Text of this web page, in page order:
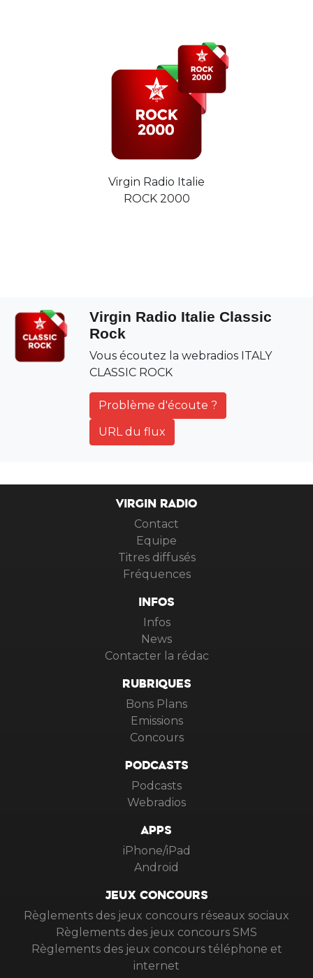
Virgin Radio Italie
ROCK 2000
Virgin Radio Italie Classic
Rock
Vous écoutez la webradios ITALY
CLASSIC ROCK
Problème d'écoute ?
URL du flux
VIRGIN RADIO
Contact
Equipe
Titres diffusés
Fréquences
INFOS
Infos
News
Contacter la rédac
RUBRIQUES
Bons Plans
Emissions
Concours
PODCASTS
Podcasts
Webradios
APPS
iPhone/iPad
Android
JEUX CONCOURS
Règlements des jeux concours réseaux sociaux
Règlements des jeux concours SMS
Règlements des jeux concours téléphone et
internet